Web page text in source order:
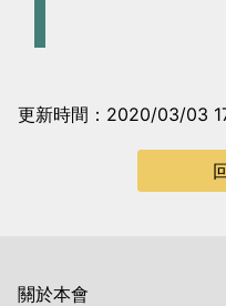
更新時間：2020/03/03
關於本會